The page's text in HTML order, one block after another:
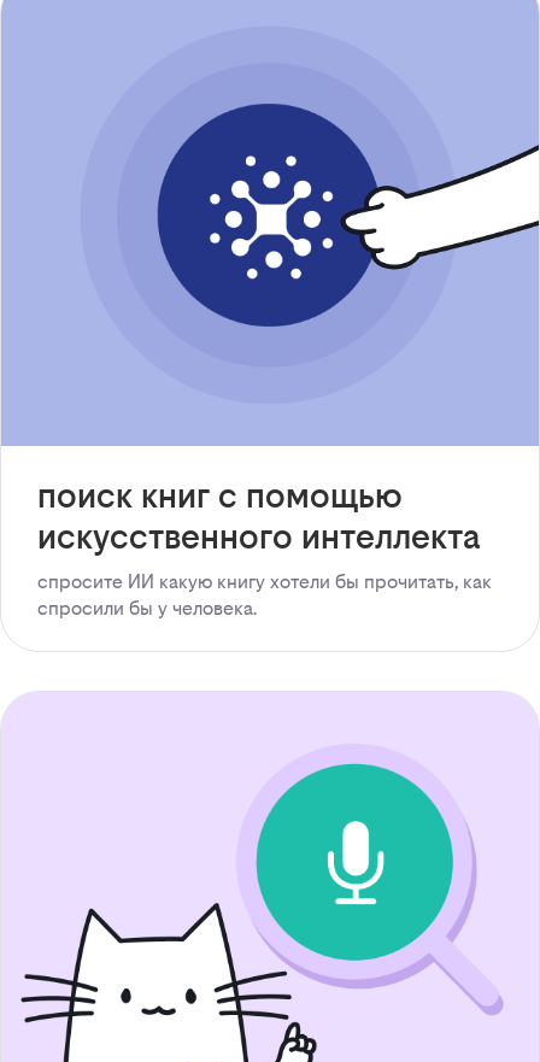
поиск книг с помощью
искусственного интеллекта
спросите ИИ какую книгу хотели бы прочитать, как
спросили бы у человека.